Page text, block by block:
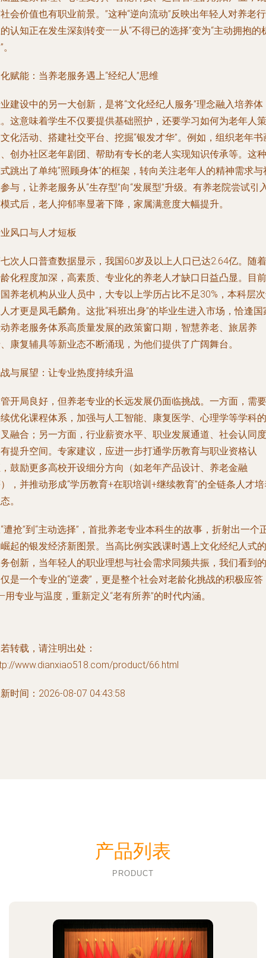
会价值也有职业前景。”这种“逆向流动”反映出年轻人对养老行
认知正在发生深刻转变——从“不得已的选择”变为“主动拥抱的
赋能：当养老服务遇上“经纪人”思维
建设中的另一大创新，是将“文化经纪人服务”理念融入培养体
这意味着学生不仅要提供基础照护，还要学习如何为老年人策
化活动、搭建社交平台、挖掘“银发才华”。例如，组织老年书
创办社区老年剧团、帮助有专长的老人实现知识传承等。这种
跳出了单纯“照顾身体”的框架，转向关注老年人的精神需求与
与，让养老服务从“生存型”向“发展型”升级。有养老院尝试引
式后，老人抑郁率显著下降，家属满意度大幅提升。
风口与人才短板
次人口普查数据显示，我国60岁及以上人口已达2.64亿。随着
化程度加深，高素质、专业化的养老人才缺口日益凸显。目前
养老机构从业人员中，大专以上学历占比不足30%，本科层
才更是凤毛麟角。这批“科班出身”的毕业生进入市场，恰逢国
养老服务体系高质量发展的政策窗口期，智慧养老、旅居养
康复辅具等新业态不断涌现，为他们提供了广阔舞台。
与展望：让专业热度持续升温
开局良好，但养老专业的长远发展仍面临挑战。一方面，需要
优化课程体系，加强与人工智能、康复医学、心理学等学科的
融合；另一方面，行业薪资水平、职业发展通道、社会认同度
提升空间。专家建议，应进一步打通学历教育与职业资格认
鼓励更多高校开设细分方向（如老年产品设计、养老金融
，并推动形成“学历教育+在职培训+继续教育”的全链条人才
。
遭抢”到“主动选择”，首批养老专业本科生的故事，折射出一个
起的银发经济新图景。当高比例实践课时遇上文化经纪人式的
创新，当年轻人的职业理想与社会需求同频共振，我们看到的
是一个专业的“逆袭”，更是整个社会对老龄化挑战的积极应答
专业与温度，重新定义“老有所养”的时代内涵。
转载，请注明出处：
www.dianxiao518.com/product/66.html
时间：2026-08-07 04:43:58
产品列表
PRODUCT